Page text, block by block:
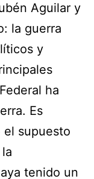
Aguilar y
la guerra
y
ha
Es
supuesto
tenido un